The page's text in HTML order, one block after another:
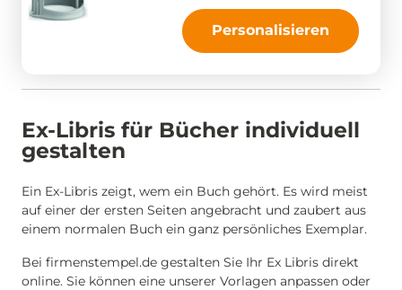
Personalisieren
Ex-Libris für Bücher individuell
gestalten
Ein Ex-Libris zeigt, wem ein Buch gehört. Es wird meist
auf einer der ersten Seiten angebracht und zaubert aus
einem normalen Buch ein ganz persönliches Exemplar.
Bei firmenstempel.de gestalten Sie Ihr Ex Libris direkt
online. Sie können eine unserer Vorlagen anpassen oder